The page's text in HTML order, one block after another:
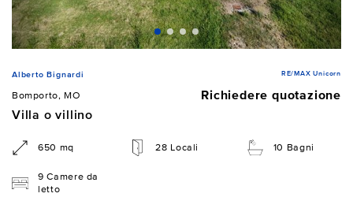
Alberto Bignardi RE/MAX Unicorn
Bomporto, MO
Richiedere quotazione
Villa o villino
650 mq 28 Locali 10 Bagni
9 Camere da
letto